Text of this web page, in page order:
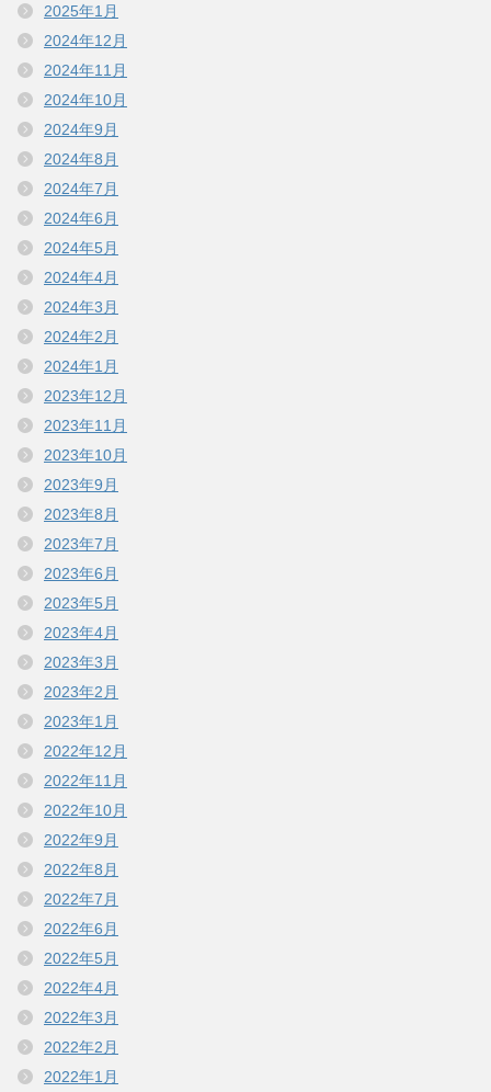
2025年1月
2024年12月
2024年11月
2024年10月
2024年9月
2024年8月
2024年7月
2024年6月
2024年5月
2024年4月
2024年3月
2024年2月
2024年1月
2023年12月
2023年11月
2023年10月
2023年9月
2023年8月
2023年7月
2023年6月
2023年5月
2023年4月
2023年3月
2023年2月
2023年1月
2022年12月
2022年11月
2022年10月
2022年9月
2022年8月
2022年7月
2022年6月
2022年5月
2022年4月
2022年3月
2022年2月
2022年1月